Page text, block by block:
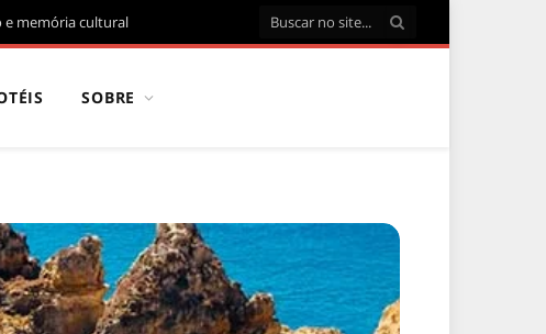
e memória cultural
SOBRE